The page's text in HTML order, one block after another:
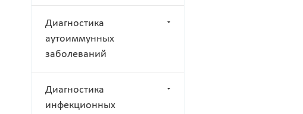
Диагностика
аутоиммунных
заболеваний
Диагностика
инфекционных